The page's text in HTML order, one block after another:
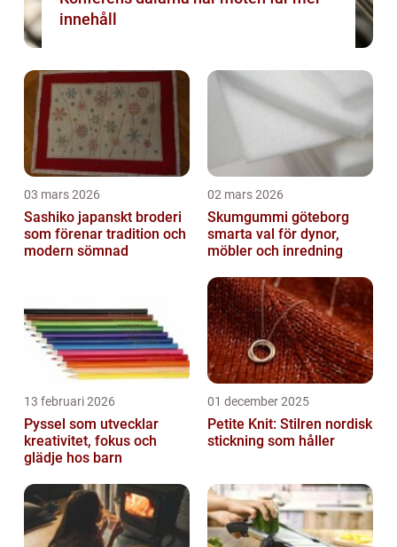
innehåll
03 mars 2026
Sashiko japanskt broderi
som förenar tradition och
modern sömnad
02 mars 2026
Skumgummi göteborg
smarta val för dynor,
möbler och inredning
13 februari 2026
Pyssel som utvecklar
kreativitet, fokus och
glädje hos barn
01 december 2025
Petite Knit: Stilren nordisk
stickning som håller